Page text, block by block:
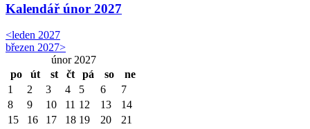
Kalendář únor 2027
<leden 2027
březen 2027>
únor 2027
po
út st čt pá so ne
1 2 3 4 5 6
7
8
9 10 11 12 13
14
15
16 17 18 19 20
21